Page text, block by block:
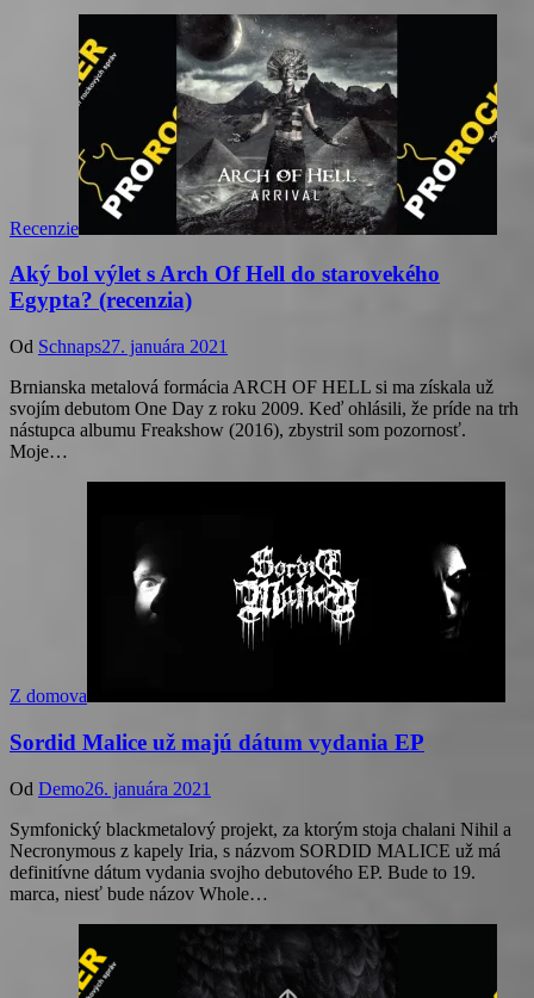
Recenzie
Aký bol výlet s Arch Of Hell do starovekého
Egypta? (recenzia)
Od Schnaps27. januára 2021
Brnianska metalová formácia ARCH OF HELL si ma získala už
svojím debutom One Day z roku 2009. Keď ohlásili, že príde na trh
nástupca albumu Freakshow (2016), zbystril som pozornosť.
Moje…
Z domova
Sordid Malice už majú dátum vydania EP
Od Demo26. januára 2021
Symfonický blackmetalový projekt, za ktorým stoja chalani Nihil a
Necronymous z kapely Iria, s názvom SORDID MALICE už má
definitívne dátum vydania svojho debutového EP. Bude to 19.
marca, niesť bude názov Whole…